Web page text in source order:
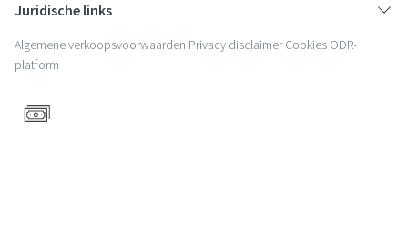
Juridische links
Algemene verkoopsvoorwaarden Privacy disclaimer Cookies ODR-
platform